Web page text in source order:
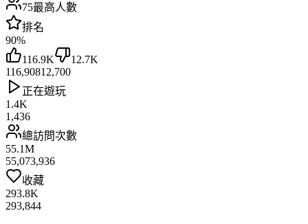
75最高人數
排名
90%
116.9K
12.7K
116,90812,700
正在遊玩
1.4K
1,436
總訪問次數
55.1M
55,073,936
收藏
293.8K
293,844